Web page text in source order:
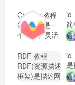
fit-cover
radius8">
译型编...-
Yave520-专业
开发者社区"
class="lazyload
fit-cover
radius8">
Chart.js 教程
Chart.js 是一
个简单、灵活
Yave520-专业
开发者社区"
class="lazyload
简
RDF 教程
RDF(资源描述
框架)是描述网
是